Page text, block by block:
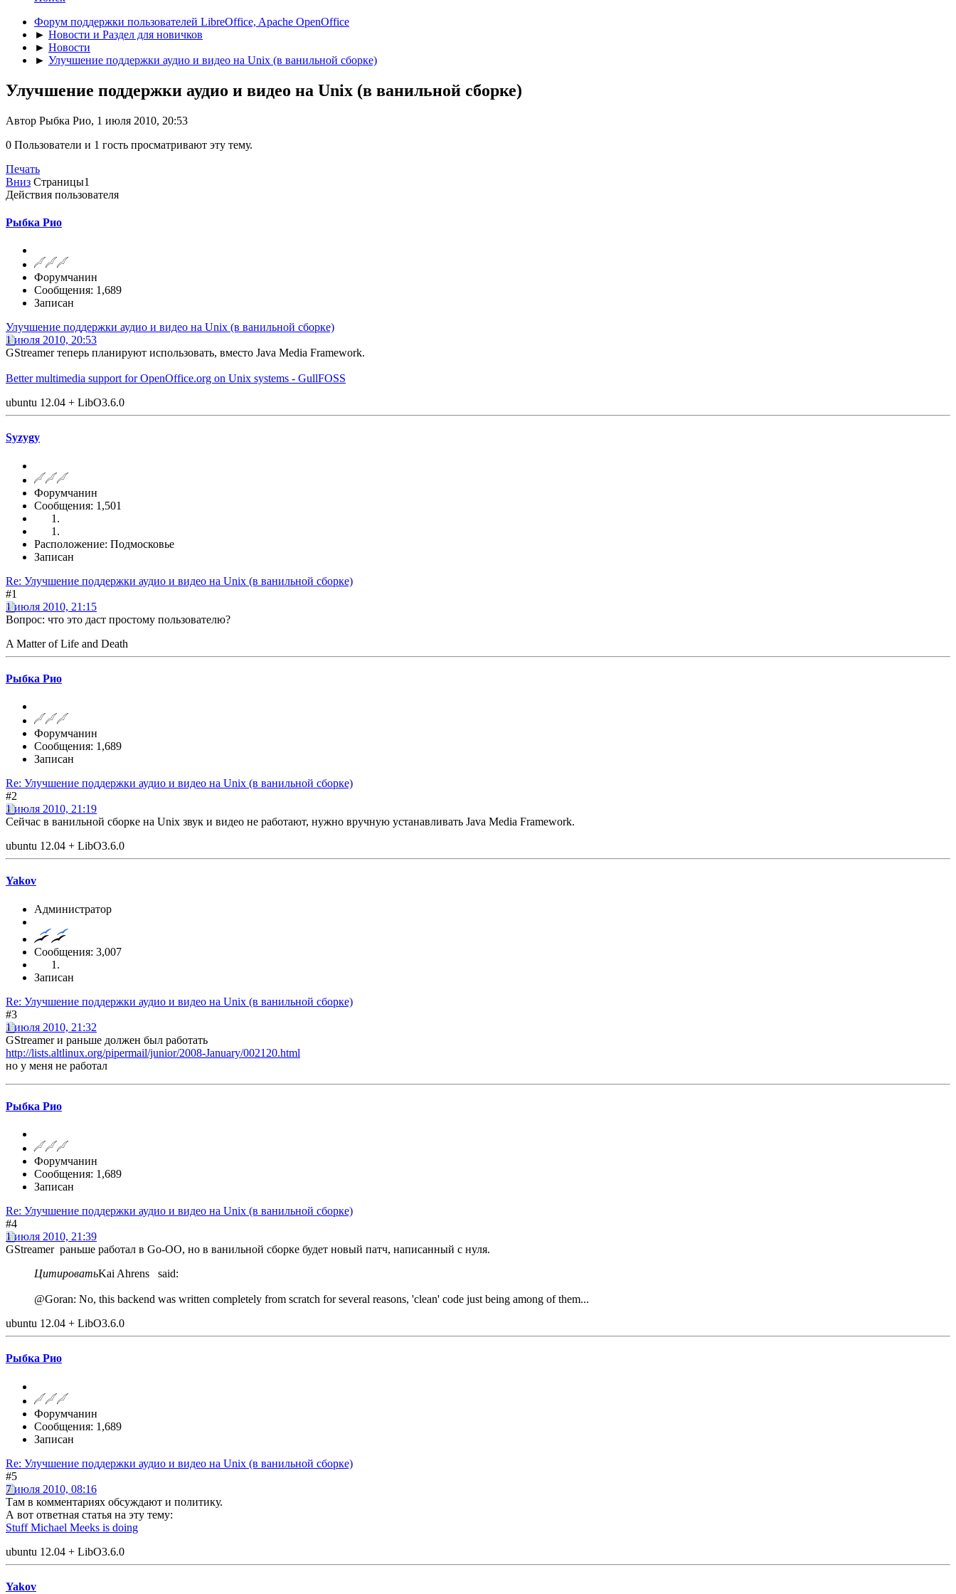
Форум поддержки пользователей LibreOffice, Apache OpenOffice
► Новости и Раздел для новичков
► Новости
► Улучшение поддержки аудио и видео на Unix (в ванильной сборке)
Улучшение поддержки аудио и видео на Unix (в ванильной сборке)
Автор Рыбка Рио, 1 июля 2010, 20:53
0 Пользователи и 1 гость просматривают эту тему.
Печать
Вниз Страницы1
Действия пользователя
Рыбка Рио
Форумчанин
Сообщения: 1,689
Записан
Улучшение поддержки аудио и видео на Unix (в ванильной сборке)
1 июля 2010, 20:53
GStreamer теперь планируют использовать, вместо Java Media Framework.
Better multimedia support for OpenOffice.org on Unix systems - GullFOSS
ubuntu 12.04 + LibO3.6.0
Syzygy
Форумчанин
Сообщения: 1,501
Расположение: Подмосковье
Записан
Re: Улучшение поддержки аудио и видео на Unix (в ванильной сборке)
#1
1 июля 2010, 21:15
Вопрос: что это даст простому пользователю?
A Matter of Life and Death
Рыбка Рио
Форумчанин
Сообщения: 1,689
Записан
Re: Улучшение поддержки аудио и видео на Unix (в ванильной сборке)
#2
1 июля 2010, 21:19
Сейчас в ванильной сборке на Unix звук и видео не работают, нужно вручную устанавливать Java Media Framework.
ubuntu 12.04 + LibO3.6.0
Yakov
Администратор
Сообщения: 3,007
Записан
Re: Улучшение поддержки аудио и видео на Unix (в ванильной сборке)
#3
1 июля 2010, 21:32
GStreamer и раньше должен был работать
http://lists.altlinux.org/pipermail/junior/2008-January/002120.html
но у меня не работал
Рыбка Рио
Форумчанин
Сообщения: 1,689
Записан
Re: Улучшение поддержки аудио и видео на Unix (в ванильной сборке)
#4
1 июля 2010, 21:39
GStreamer раньше работал в Go-OO, но в ванильной сборке будет новый патч, написанный с нуля.
ЦитироватьKai Ahrens said:
@Goran: No, this backend was written completely from scratch for several reasons, 'clean' code just being among of them...
ubuntu 12.04 + LibO3.6.0
Рыбка Рио
Форумчанин
Сообщения: 1,689
Записан
Re: Улучшение поддержки аудио и видео на Unix (в ванильной сборке)
#5
7 июля 2010, 08:16
Там в комментариях обсуждают и политику.
А вот ответная статья на эту тему:
Stuff Michael Meeks is doing
ubuntu 12.04 + LibO3.6.0
Yakov